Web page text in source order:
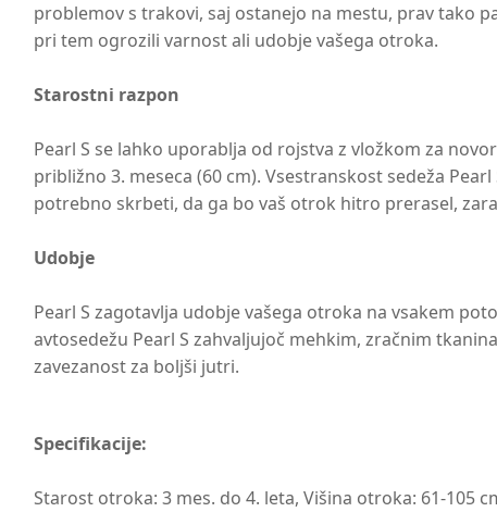
problemov s trakovi, saj ostanejo na mestu, prav tako
pri tem ogrozili varnost ali udobje vašega otroka.
Starostni razpon
Pearl S se lahko uporablja od rojstva z vložkom za
približno 3. meseca (60 cm). Vsestranskost sedeža
potrebno skrbeti, da ga bo vaš otrok hitro prerasel,
Udobje
Pearl S zagotavlja udobje vašega otroka na vsakem
avtosedežu Pearl S zahvaljujoč mehkim, zračnim
zavezanost za boljši jutri.
Specifikacije:
Starost otroka: 3 mes. do 4. leta, Višina otroka: 61-105